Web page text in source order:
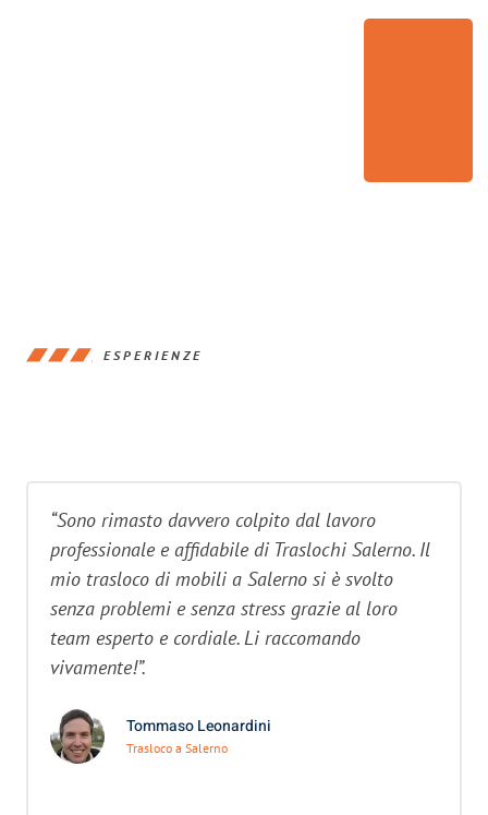
ESPERIENZE
“Sono rimasto davvero colpito dal lavoro
professionale e affidabile di Traslochi Salerno. Il
mio trasloco di mobili a Salerno si è svolto
senza problemi e senza stress grazie al loro
team esperto e cordiale. Li raccomando
vivamente!”.
Tommaso Leonardini
Trasloco a Salerno